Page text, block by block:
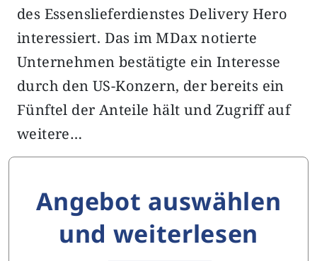
des Essenslieferdienstes Delivery Hero
interessiert. Das im MDax notierte
Unternehmen bestätigte ein Interesse
durch den US-Konzern, der bereits ein
Fünftel der Anteile hält und Zugriff auf
weitere…
Angebot auswählen
und weiterlesen